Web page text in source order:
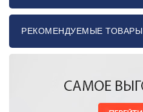
РЕКОМЕНДУЕМЫЕ ТОВАРЫ